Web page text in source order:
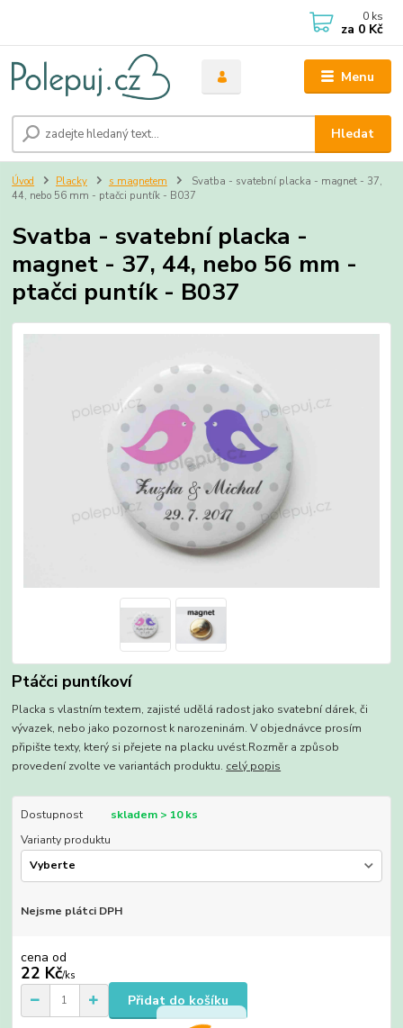
Menu
Hledat
0 ks
za 0 Kč
Úvod Placky s magnetem
Svatba - svatební placka - magnet - 37,
44, nebo 56 mm - ptačci puntík - B037
Svatba - svatební placka -
magnet - 37, 44, nebo 56 mm -
ptačci puntík - B037
Ptáčci puntíkoví
Placka s vlastním textem, zajisté udělá radost jako svatební dárek, či
vývazek, nebo jako pozornost k narozeninám. V objednávce prosím
připište texty, který si přejete na placku uvést.Rozměr a způsob
provedení zvolte ve variantách produktu. celý popis
Dostupnost
skladem > 10 ks
Varianty produktu
Nejsme plátci DPH
cena od
22 Kč/ks
Přidat do košíku